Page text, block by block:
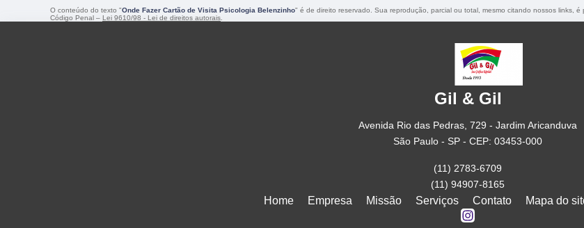
O conteúdo do texto "Onde Fazer Cartão de Visita Psicologia Belenzinho" é de direito reservado. Sua reprodução, parcial ou total, mesmo citando nossos links,
Código Penal – Lei 9610/98 - Lei de direitos autorais.
Gil & Gil
Avenida Rio das Pedras, 729 - Jardim Aricanduva
São Paulo - SP - CEP: 03453-000
(11) 2783-6709
(11) 94907-8165
Home Empresa Missão Serviços Contato Mapa do